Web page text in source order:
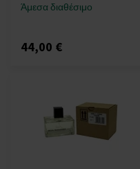
Άμεσα διαθέσιμο
44,00 €